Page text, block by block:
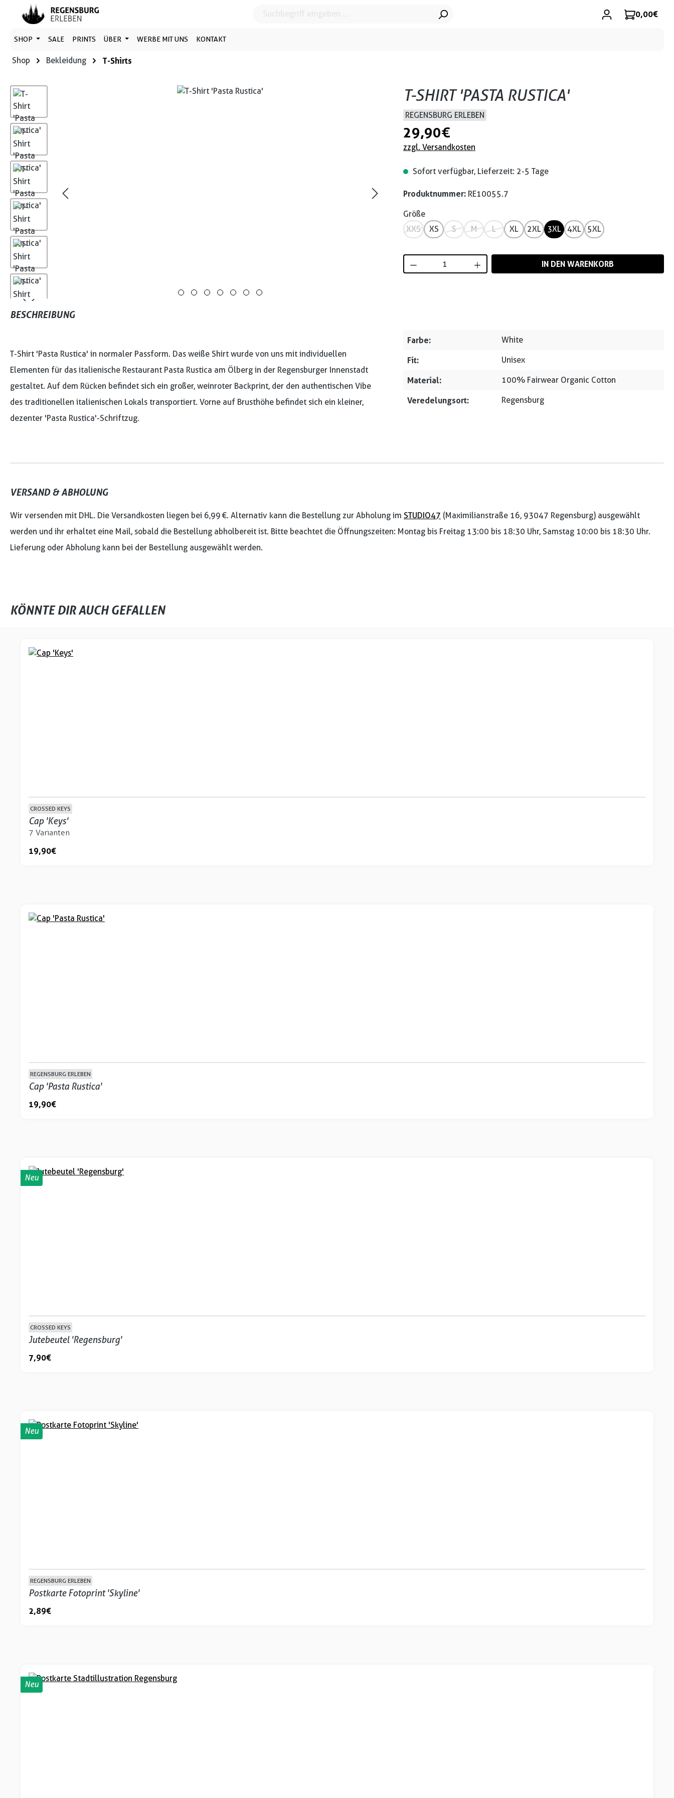
Hauptinhalt springen
Zur Suche springen
Zur Hauptnavigation springen 0,00 €
SHOP SALE PRINTS ÜBER WERBE MIT UNS KONTAKT
Shop Bekleidung T-Shirts
Bildergalerie überspringen T-SHIRT 'PASTA RUSTICA'
REGENSBURG ERLEBEN
29,90 €
zzgl. Versandkosten
Sofort verfügbar, Lieferzeit: 2-5 Tage
Produktnummer: RE10055.7
Größe
XXS
XS S M L XL 2XL 3XL 4XL 5XL
Produkt Anzahl: Gib den gewünschten Wert ein
IN DEN WARENKORB
BESCHREIBUNG
T-Shirt 'Pasta Rustica' in normaler Passform. Das weiße Shirt wurde von uns mit individuellen
Elementen für das italienische Restaurant Pasta Rustica am Ölberg in der Regensburger Innenstadt
gestaltet. Auf dem Rücken befindet sich ein großer, weinroter Backprint, der den authentischen Vibe
des traditionellen italienischen Lokals transportiert. Vorne auf Brusthöhe befindet sich ein kleiner,
dezenter 'Pasta Rustica'-Schriftzug.
Farbe: White
Fit: Unisex
Material: 100% Fairwear Organic Cotton
Veredelungsort: Regensburg
VERSAND & ABHOLUNG
Wir versenden mit DHL. Die Versandkosten liegen bei 6,99 €. Alternativ kann die Bestellung zur Abholung im STUDIO47 (Maximilianstraße 16, 93047 Regensburg) ausgewählt
werden und ihr erhaltet eine Mail, sobald die Bestellung abholbereit ist. Bitte beachtet die Öffnungszeiten: Montag bis Freitag 13:00 bis 18:30 Uhr, Samstag 10:00 bis 18:30 Uhr.
Lieferung oder Abholung kann bei der Bestellung ausgewählt werden.
KÖNNTE DIR AUCH GEFALLEN
CROSSED KEYS
Cap 'Keys'
7 Varianten
19,90 €
REGENSBURG ERLEBEN
Cap 'Pasta Rustica'
19,90 €
Neu
CROSSED KEYS
Jutebeutel 'Regensburg'
7,90 €
Neu
REGENSBURG ERLEBEN
Postkarte Fotoprint 'Skyline'
2,89 €
Neu